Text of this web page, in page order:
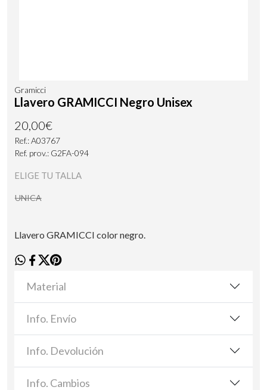
Gramicci
Llavero GRAMICCI Negro Unisex
20,00€
Ref.: A03767
Ref. prov.: G2FA-094
ELIGE TU TALLA
UNICA
Llavero GRAMICCI color negro.
Material
Info. Envío
Info. Devolución
Info. Cambios